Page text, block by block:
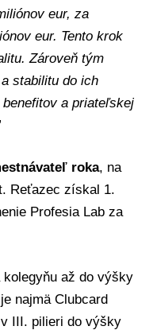
eur, za
eur. Tento krok
Zároveň tým
stabilitu do ich
a priateľskej
roka, na
Reťazec získal 1.
Profesia Lab za
kolegyňu až do výšky
najmä Clubcard
III. pilieri do výšky